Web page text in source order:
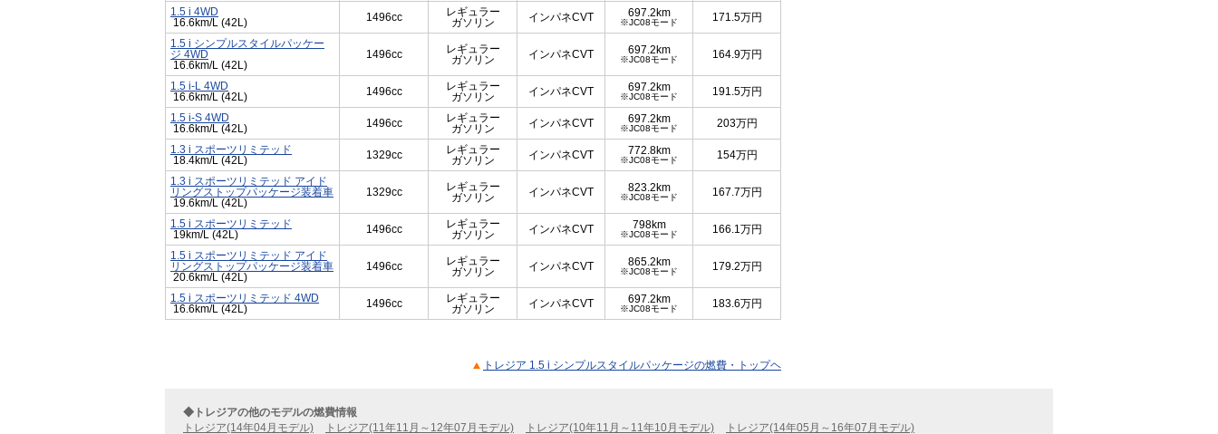
1.5 i 4WD
16.6km/L (42L)
1496cc
レギュラー
ガソリン
インパネCVT 697.2km
※JC08モード 171.5万円
1.5 i シンプルスタイルパッケー
ジ 4WD
16.6km/L (42L)
1496cc
レギュラー
ガソリン
インパネCVT 697.2km
※JC08モード 164.9万円
1.5 i-L 4WD
16.6km/L (42L)
1496cc
レギュラー
ガソリン
インパネCVT 697.2km
※JC08モード 191.5万円
1.5 i-S 4WD
16.6km/L (42L)
1496cc
レギュラー
ガソリン
インパネCVT 697.2km
※JC08モード 203万円
1.3 i スポーツリミテッド
18.4km/L (42L)
1329cc
レギュラー
ガソリン
インパネCVT 772.8km
※JC08モード 154万円
1.3 i スポーツリミテッド アイド
リングストップパッケージ装着車
19.6km/L (42L)
1329cc
レギュラー
ガソリン
インパネCVT 823.2km
※JC08モード 167.7万円
1.5 i スポーツリミテッド
19km/L (42L)
1496cc
レギュラー
ガソリン
インパネCVT 798km
※JC08モード 166.1万円
1.5 i スポーツリミテッド アイド
リングストップパッケージ装着車
20.6km/L (42L)
1496cc
レギュラー
ガソリン
インパネCVT 865.2km
※JC08モード 179.2万円
1.5 i スポーツリミテッド 4WD
16.6km/L (42L)
1496cc
レギュラー
ガソリン
インパネCVT 697.2km
※JC08モード 183.6万円
トレジア 1.5 i シンプルスタイルパッケージの燃費・トップヘ
◆トレジアの他のモデルの燃費情報
トレジア(14年04月モデル)
トレジア(11年11月～12年07月モデル) トレジア(10年11月～11年10月モデル)
トレジア(14年05月～16年07月モデル)